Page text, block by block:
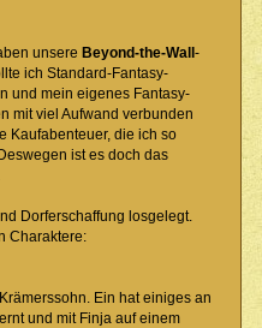
unsere Beyond-the-Wall -
ich Standard-Fantasy-
und mein eigenes Fantasy-
mit viel Aufwand verbunden
Kaufabenteuer, die ich so
ist es doch das
Dorferschaffung losgelegt.
Charaktere:
Ein hat einiges an
und mit Finja auf einem